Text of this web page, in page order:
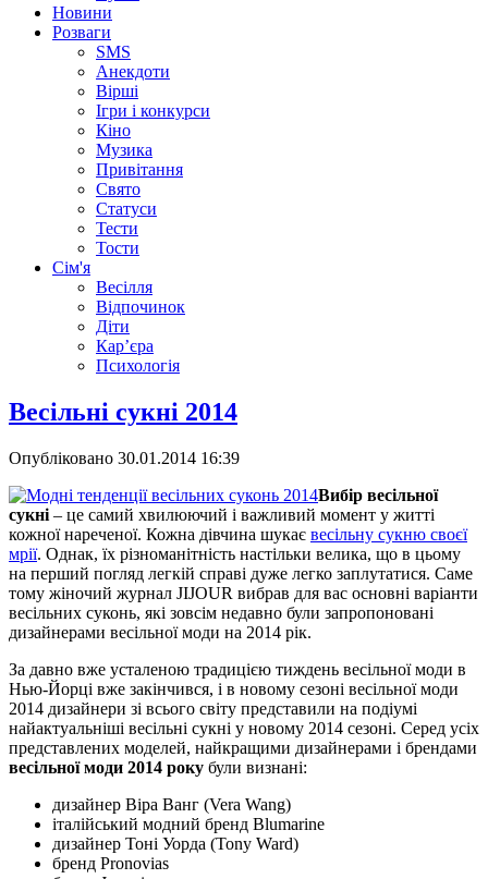
Новини
Розваги
SMS
Анекдоти
Вірші
Ігри і конкурси
Кіно
Музика
Привітання
Свято
Статуси
Тести
Тости
Сім'я
Весілля
Відпочинок
Діти
Кар’єра
Психологія
Весільні сукні 2014
Опубліковано 30.01.2014 16:39
Вибір весільної
сукні – це самий хвилюючий і важливий момент у житті
кожної нареченої. Кожна дівчина шукає весільну сукню своєї
мрії. Однак, їх різноманітність настільки велика, що в цьому
на перший погляд легкій справі дуже легко заплутатися. Саме
тому жіночий журнал JIJOUR вибрав для вас основні варіанти
весільних суконь, які зовсім недавно були запропоновані
дизайнерами весільної моди на 2014 рік.
За давно вже усталеною традицією тиждень весільної моди в
Нью-Йорці вже закінчився, і в новому сезоні весільної моди
2014 дизайнери зі всього світу представили на подіумі
найактуальніші весільні сукні у новому 2014 сезоні. Серед усіх
представлених моделей, найкращими дизайнерами і брендами
весільної моди 2014 року були визнані:
дизайнер Віра Ванг (Vera Wang)
італійський модний бренд Blumarine
дизайнер Тоні Уорда (Tony Ward)
бренд Pronovias